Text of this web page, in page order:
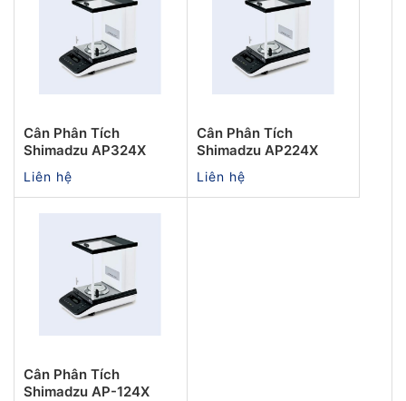
Cân Phân Tích
Shimadzu AP324X
Liên hệ
Cân Phân Tích
Shimadzu AP224X
Liên hệ
Cân Phân Tích
Shimadzu AP-124X